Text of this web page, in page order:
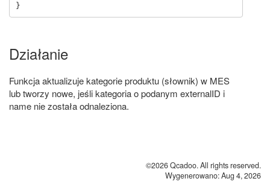
Działanie
Funkcja aktualizuje kategorie produktu (słownik) w MES
lub tworzy nowe, jeśli kategoria o podanym externalID i
name nie została odnaleziona.
©2026 Qcadoo. All rights reserved.
Wygenerowano: Aug 4, 2026